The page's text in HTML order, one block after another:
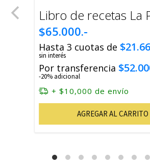
$65.000.-
Hasta 3 cuotas de
sin interés
Por transferencia
-20% adicional
+ $10,000 de envío
AGREGAR AL CARRITO